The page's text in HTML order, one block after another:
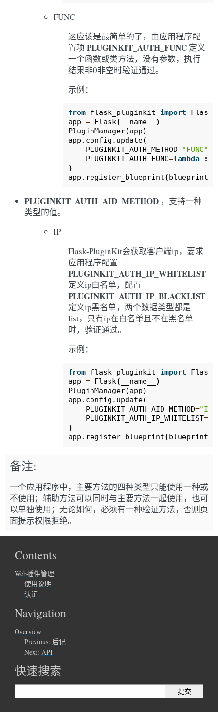
FUNC
这应该是最简单的了，由应用程序配
置项PLUGINKIT_AUTH_FUNC 定义
一个函数或类方法，没有参数，执行
结果非0非空时验证通过。
示例：
from flask_pluginkit import Flask
app = Flask( __name__
)
PluginManager(app)
app . config . update(
PLUGINKIT_AUTH_METHOD="FUNC"
PLUGINKIT_AUTH_FUNC=lambda :
)
app . register_blueprint(blueprint
PLUGINKIT_AUTH_AID_METHOD ，支持一种
类型的值。
IP
Flask-PluginKit会获取客户端ip，要求
应用程序配置
PLUGINKIT_AUTH_IP_WHITELIST
定义ip白名单，配置
PLUGINKIT_AUTH_IP_BLACKLIST
定义ip黑名单，两个数据类型都是
list，只有ip在白名单且不在黑名单
时，验证通过。
示例：
from flask_pluginkit import Flask
app = Flask( __name__
)
PluginManager(app)
app . config . update(
PLUGINKIT_AUTH_AID_METHOD="IP"
PLUGINKIT_AUTH_IP_WHITELIST=
)
app . register_blueprint(blueprint
备注
一个应用程序中，主要方法的四种类型只能使用一种或
不使用；辅助方法可以同时与主要方法一起使用，也可
以单独使用；无论如何，必须有一种验证方法，否则页
面提示权限拒绝。
Contents
Web插件管理
使用说明
认证
Navigation
Overview
Previous: 后记
Next: API
快速搜索